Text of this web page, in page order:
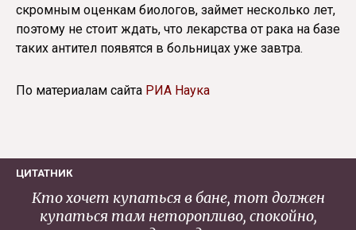
скромным оценкам биологов, займет несколько лет,
поэтому не стоит ждать, что лекарства от рака на базе
таких антител появятся в больницах уже завтра.
По материалам сайта РИА Наука
ЦИТАТНИК
Кто хочет купаться в бане, тот должен
купаться там неторопливо, спокойно,